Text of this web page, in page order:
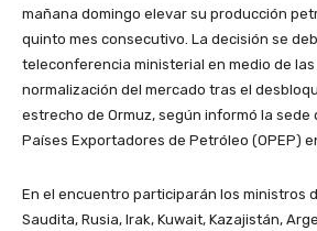
mañana domingo elevar su producción
quinto mes consecutivo. La decisión se
teleconferencia ministerial en medio de
normalización del mercado tras el
estrecho de Ormuz, según informó la sede
Países Exportadores de Petróleo (OPEP)
​En el encuentro participarán los ministros
Saudita, Rusia, Irak, Kuwait, Kazajistán,